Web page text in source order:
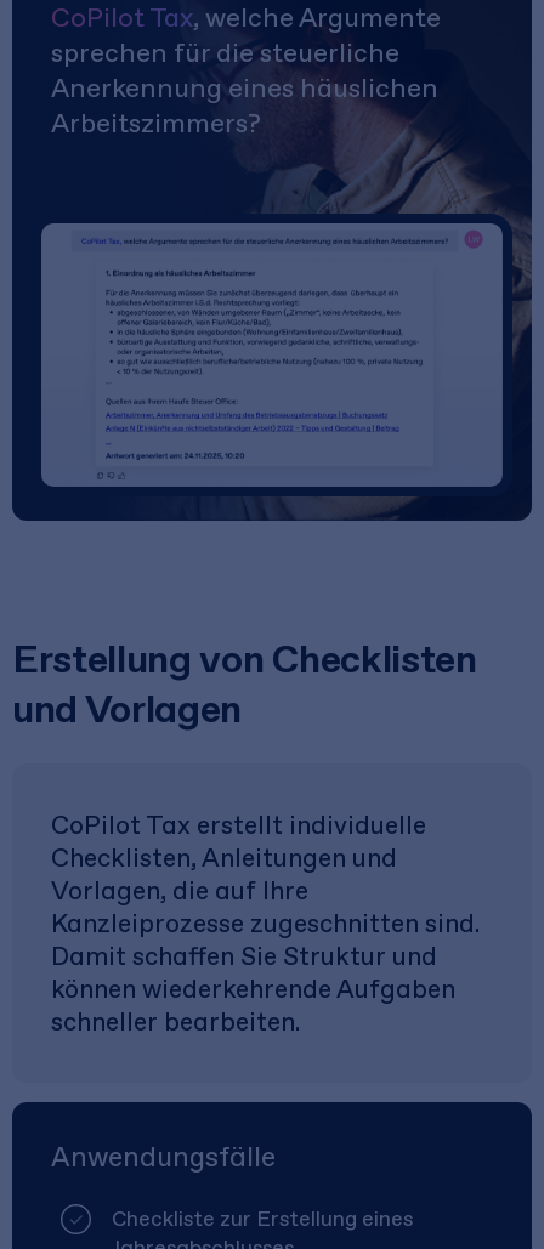
CoPilot Tax, welche Argumente
sprechen für die steuerliche
Anerkennung eines häuslichen
Arbeitszimmers?
Erstellung von Checklisten
und Vorlagen
CoPilot Tax erstellt individuelle
Checklisten, Anleitungen und
Vorlagen, die auf Ihre
Kanzleiprozesse zugeschnitten sind.
Damit schaffen Sie Struktur und
können wiederkehrende Aufgaben
schneller bearbeiten.
Anwendungsfälle
Checkliste zur Erstellung eines